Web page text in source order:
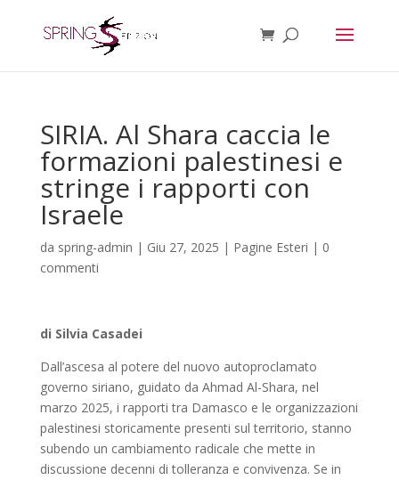
SIRIA. Al Shara caccia le
formazioni palestinesi e
stringe i rapporti con
Israele
da spring-admin | Giu 27, 2025 | Pagine Esteri | 0
commenti
di Silvia Casadei
Dall’ascesa al potere del nuovo autoproclamato
governo siriano, guidato da Ahmad Al-Shara, nel
marzo 2025, i rapporti tra Damasco e le organizzazioni
palestinesi storicamente presenti sul territorio, stanno
subendo un cambiamento radicale che mette in
discussione decenni di tolleranza e convivenza. Se in